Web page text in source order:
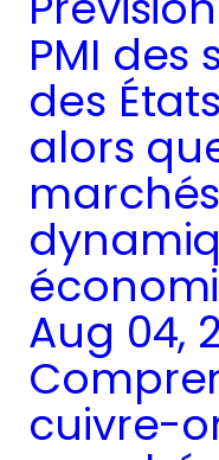
PMI des
des
alors
Aug 04,
cuivre-